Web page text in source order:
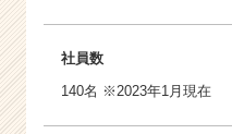
社員数
140名 ※2023年1月現在